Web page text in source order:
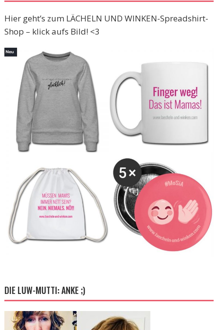
Hier geht’s zum LÄCHELN UND WINKEN-Spreadshirt-
Shop – klick aufs Bild! <3
DIE LUW-MUTTI: ANKE ;)